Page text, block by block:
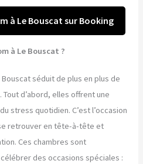
à Le Bouscat sur Booking
à Le Bouscat ?
séduit de plus en plus de
d’abord, elles offrent une
stress quotidien. C’est l’occasion
retrouver en tête-à-tête et
Ces chambres sont
des occasions spéciales :